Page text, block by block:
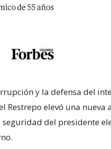
y la defensa del
Restrepo elevó una nueva
del presidente